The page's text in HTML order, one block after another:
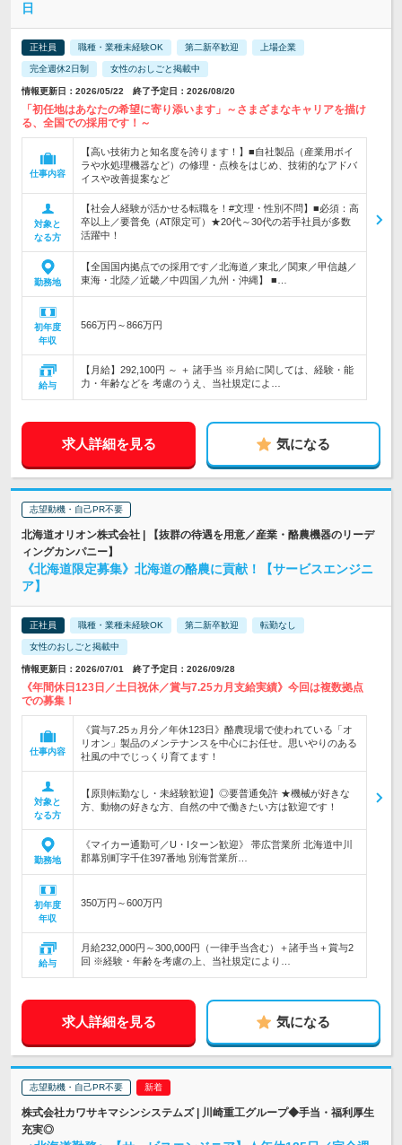
日
正社員 職種・業種未経験OK 第二新卒歓迎 上場企業
完全週休2日制 女性のおしごと掲載中
情報更新日：2026/05/22 終了予定日：2026/08/20
「初任地はあなたの希望に寄り添います」～さまざまなキャリアを描け
る、全国での採用です！～
仕事内容
【高い技術力と知名度を誇ります！】■自社製品（産業用ボイ
ラや水処理機器など）の修理・点検をはじめ、技術的なアドバ
イスや改善提案など
対象と
なる方
【社会人経験が活かせる転職を！#文理・性別不問】■必須：高
卒以上／要普免（AT限定可）★20代～30代の若手社員が多数
活躍中！
勤務地
【全国国内拠点での採用です／北海道／東北／関東／甲信越／
東海・北陸／近畿／中四国／九州・沖縄】 ■…
初年度
年収
566万円～866万円
給与
【月給】292,100円 ～ ＋ 諸手当 ※月給に関しては、経験・能
力・年齢などを 考慮のうえ、当社規定によ…
求人詳細を見る 気になる
志望動機・自己PR不要
北海道オリオン株式会社 | 【抜群の待遇を用意／産業・酪農機器のリーデ
ィングカンパニー】
《北海道限定募集》北海道の酪農に貢献！【サービスエンジニ
ア】
正社員 職種・業種未経験OK 第二新卒歓迎 転勤なし
女性のおしごと掲載中
情報更新日：2026/07/01 終了予定日：2026/09/28
《年間休日123日／土日祝休／賞与7.25カ月支給実績》今回は複数拠点
での募集！
仕事内容
《賞与7.25ヵ月分／年休123日》酪農現場で使われている「オ
リオン」製品のメンテナンスを中心にお任せ。思いやりのある
社風の中でじっくり育てます！
対象と
なる方
【原則転勤なし・未経験歓迎】◎要普通免許 ★機械が好きな
方、動物の好きな方、自然の中で働きたい方は歓迎です！
勤務地
《マイカー通勤可／U・Iターン歓迎》 帯広営業所 北海道中川
郡幕別町字千住397番地 別海営業所…
初年度
年収
350万円～600万円
給与
月給232,000円～300,000円（一律手当含む）＋諸手当＋賞与2
回 ※経験・年齢を考慮の上、当社規定により…
求人詳細を見る 気になる
志望動機・自己PR不要
株式会社カワサキマシンシステムズ | 川崎重工グループ◆手当・福利厚生
充実◎